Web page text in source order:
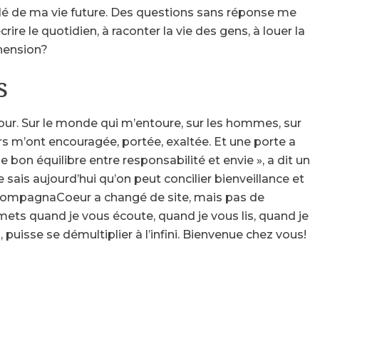
de ma vie future. Des questions sans réponse me
le quotidien, à raconter la vie des gens, à louer la
Sur le monde qui m’entoure, sur les hommes, sur
m’ont encouragée, portée, exaltée. Et une porte a
bon équilibre entre responsabilité et envie », a dit un
aujourd’hui qu’on peut concilier bienveillance et
a changé de site, mais pas de
quand je vous écoute, quand je vous lis, quand je
se démultiplier à l’infini. Bienvenue chez vous!